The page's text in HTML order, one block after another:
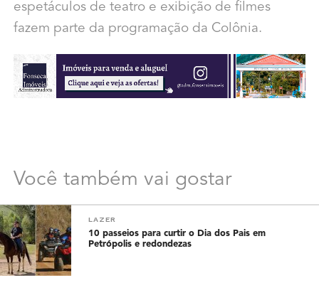
espetáculos de teatro e exibição de filmes
fazem parte da programação da Colônia.
Você também vai gostar
LAZER
10 passeios para curtir o Dia dos Pais em
Petrópolis e redondezas